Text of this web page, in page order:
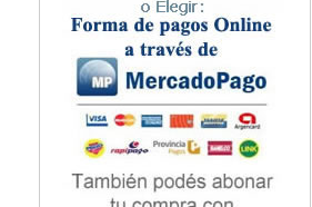
Neonatología / Pediatría
Neumología
Neuroanatomía / Neurociencia
Neurocirugía
Neurología
Nutrición
Odontología
Oftalmología